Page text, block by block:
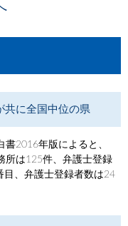
共に全国中位の県
2016年版によると、
所は125件、弁護士登録
目、弁護士登録者数は24